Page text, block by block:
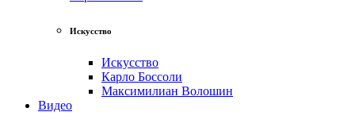
Искусство
Искусство
Карло Боссоли
Максимилиан Волошин
Видео